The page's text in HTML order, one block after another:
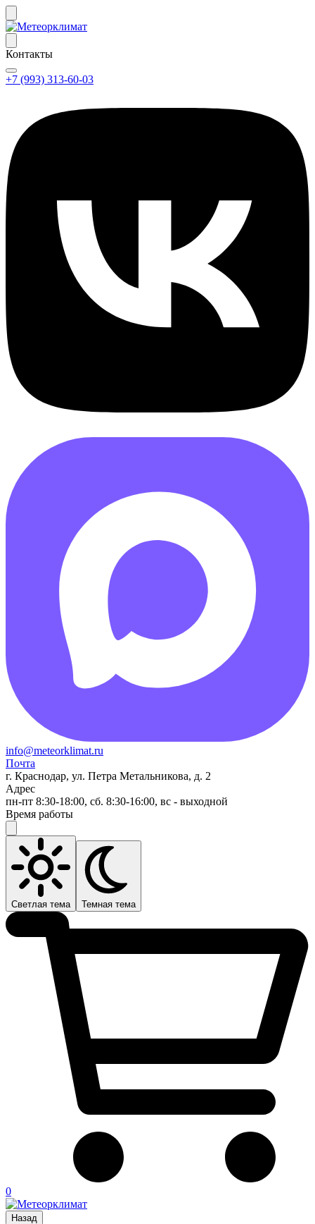
Контакты
+7 (993) 313-60-03
info@meteorklimat.ru
Почта
г. Краснодар, ул. Петра Метальникова, д. 2
Адрес
пн-пт 8:30-18:00, сб. 8:30-16:00, вс - выходной
Время работы
Светлая тема Темная тема
0
Назад